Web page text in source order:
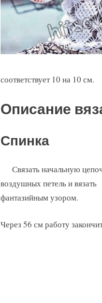
соответствует 10 на 10 см.
Описание
Спинка
Связать начальную
воздушных петель и вязать
фантазийным узором.
Через 56 см работу